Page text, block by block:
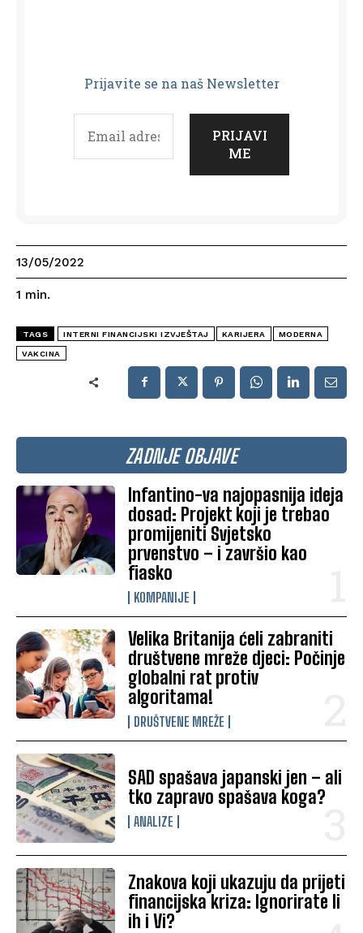
ZADNJE OBJAVE
Infantino-va najopasnija ideja
dosad: Projekt koji je trebao
promijeniti Svjetsko
prvenstvo – i završio kao
fiasko
KOMPANIJE
Velika Britanija ćeli zabraniti
društvene mreže djeci: Počinje
globalni rat protiv
algoritama!
DRUŠTVENE MREŽE
SAD spašava japanski jen – ali
tko zapravo spašava koga?
ANALIZE
Znakova koji ukazuju da prijeti
financijska kriza: Ignorirate li
ih i Vi?
Prijavite se na naš Newsletter
13/05/2022
1 min.
TAGS INTERNI FINANCIJSKI IZVJEŠTAJ KARIJERA MODERNA
VAKCINA